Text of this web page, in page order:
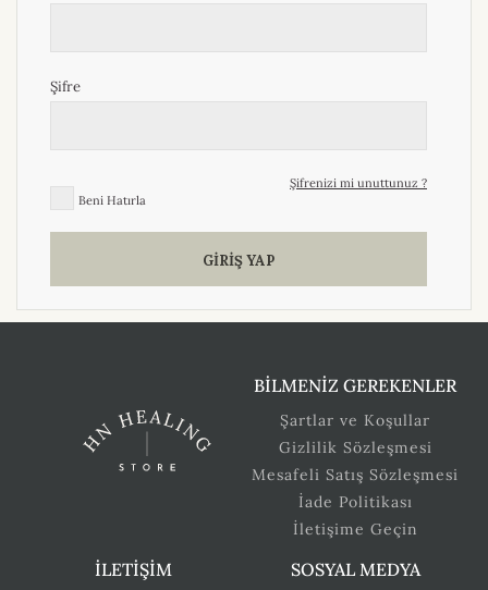
Şifre
Beni Hatırla
Şifrenizi mi unuttunuz ?
GİRİŞ YAP
BİLMENİZ GEREKENLER
Şartlar ve Koşullar
Gizlilik Sözleşmesi
Mesafeli Satış Sözleşmesi
İade Politikası
İletişime Geçin
İLETİŞİM SOSYAL MEDYA